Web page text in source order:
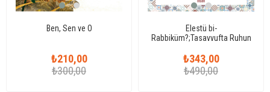
Ben, Sen ve O
₺210,00
₺300,00
Elestü bi-
Rabbiküm?;Tasavvufta Ruhun
₺343,00
₺490,00